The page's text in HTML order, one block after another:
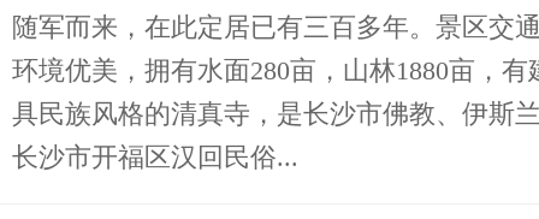
随军而来，在此定居已有三百多年。景区交
环境优美，拥有水面280亩，山林1880亩，
具民族风格的清真寺，是长沙市佛教、伊斯
长沙市开福区汉回民俗...